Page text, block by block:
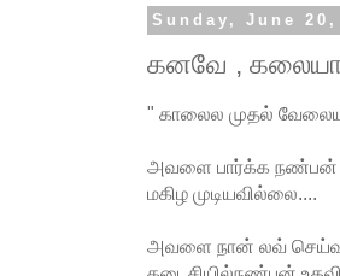
Sunday, June 20,
கனவே ,
" காலைல முதல்
அவளை பார்க்க நண்பன்
மகிழ முடியவில்லை....
அவளை நான் லவ்